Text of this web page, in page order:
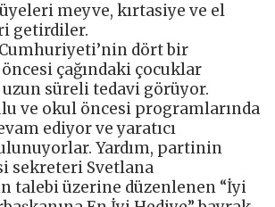
meyve, kırtasiye ve el
getirdiler.
dört bir
çağındaki çocuklar
süreli tedavi görüyor.
ve okul öncesi programlarında
ediyor ve yaratıcı
Yardım, partinin
sekreteri Svetlana
talebi üzerine düzenlenen “İyi